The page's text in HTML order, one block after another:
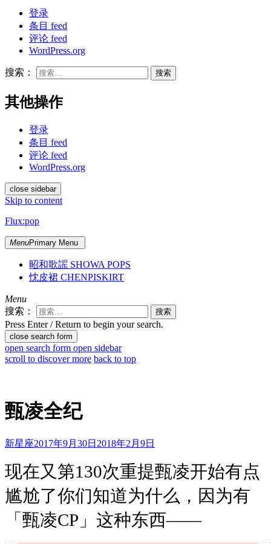
登录
条目 feed
评论 feed
WordPress.org
搜索：
其他操作
登录
条目 feed
评论 feed
WordPress.org
close sidebar
Skip to content
Flux:pop
MenuPrimary Menu
昭和歌謡 SHOWA POPS
忱皮裙 CHENPISKIRT
Menu
搜索：
Press Enter / Return to begin your search.
close search form
open search form open sidebar
scroll to discover more back to top
甄凌全纪
新星座2017年9月30日 2018年2月9日
现在又第130次重提甄凌开始有点
尴尬了你们知道为什么，因为有
「甄凌CP」这种东西——